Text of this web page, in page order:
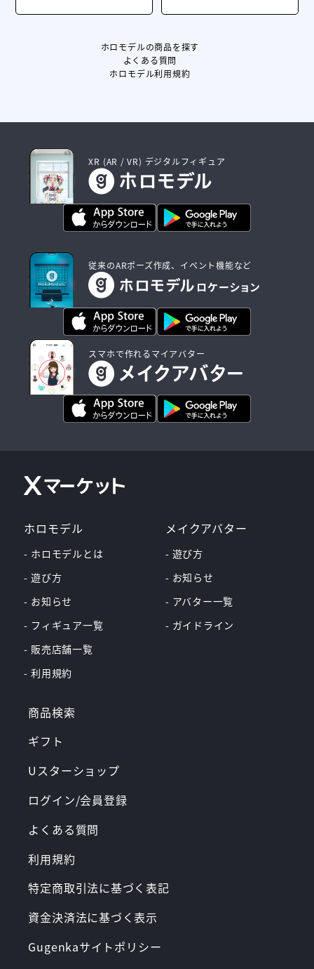
ホロモデルの商品を探す
よくある質問
ホロモデル利用規約
XR (AR / VR) デジタルフィギュア
従来のARポーズ作成、イベント機能など
スマホで作れるマイアバター
ホロモデル
- ホロモデルとは
- 遊び方
- お知らせ
- フィギュア一覧
- 販売店舗一覧
- 利用規約
メイクアバター
- 遊び方
- お知らせ
- アバター一覧
- ガイドライン
商品検索
ギフト
Uスターショップ
ログイン/会員登録
よくある質問
利用規約
特定商取引法に基づく表記
資金決済法に基づく表示
Gugenkaサイトポリシー